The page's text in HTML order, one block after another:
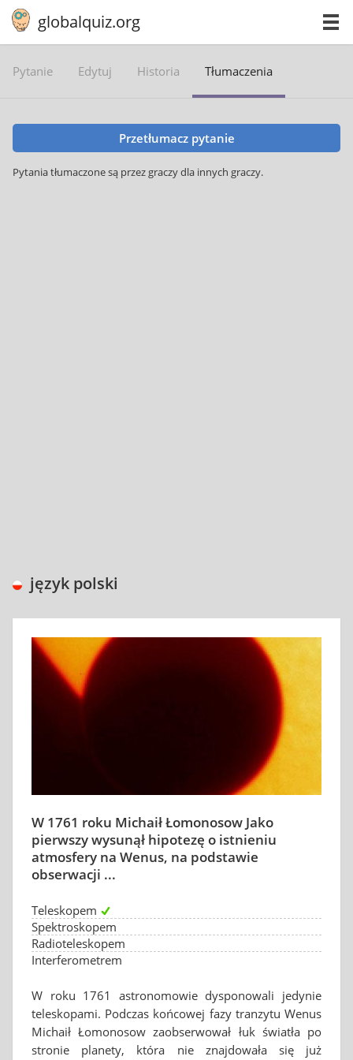
globalquiz.org
Pytanie Edytuj Historia Tłumaczenia
Przetłumacz pytanie
Pytania tłumaczone są przez graczy dla innych graczy.
język polski
W 1761 roku Michaił Łomonosow Jako
pierwszy wysunął hipotezę o istnieniu
atmosfery na Wenus, na podstawie
obserwacji ...
Teleskopem
Spektroskopem
Radioteleskopem
Interferometrem
W roku 1761 astronomowie dysponowali jedynie
teleskopami. Podczas końcowej fazy tranzytu Wenus
Michaił Łomonosow zaobserwował łuk światła po
stronie planety, która nie znajdowała się już